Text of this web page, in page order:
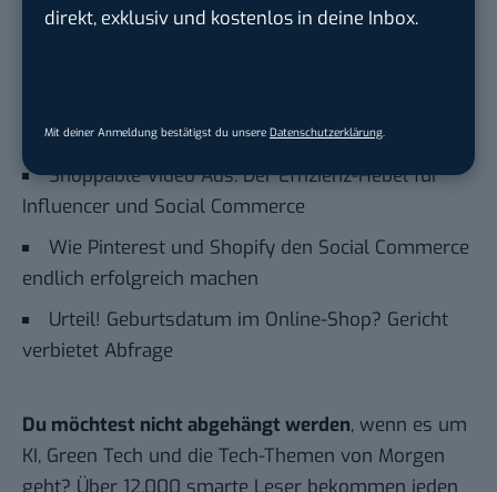
direkt, exklusiv und kostenlos in deine Inbox.
Mit deiner Anmeldung bestätigst du unsere Datenschutzerklärung
Hier basicthinking.de hinzufügen
Google Shopping
Shoppable Video Ads: Der Effizienz-Hebel für
Influencer und Social Commerce
Wie Pinterest und Shopify den Social Commerce
endlich erfolgreich machen
Urteil! Geburtsdatum im Online-Shop? Gericht
verbietet Abfrage
Du möchtest nicht abgehängt werden, wenn es um
KI, Green Tech und die Tech-Themen von Morgen
geht? Über 12.000 smarte Leser bekommen jeden